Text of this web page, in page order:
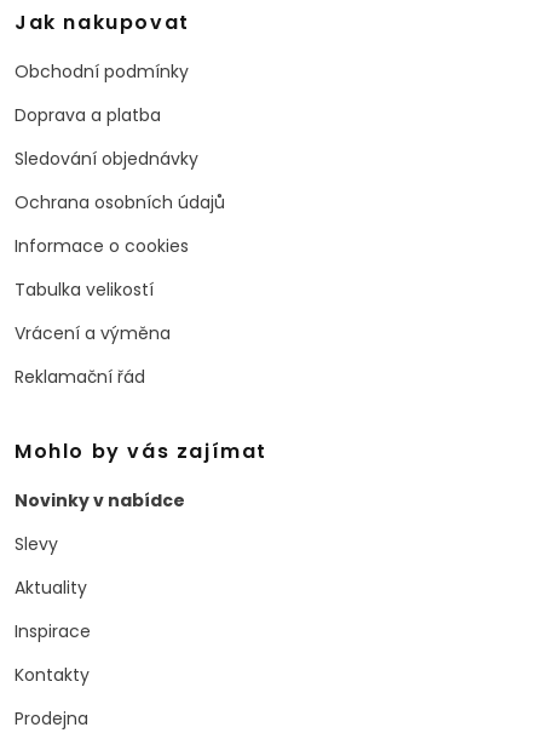
Jak nakupovat
Obchodní podmínky
Doprava a platba
Sledování objednávky
Ochrana osobních údajů
Informace o cookies
Tabulka velikostí
Vrácení a výměna
Reklamační řád
Mohlo by vás zajímat
Novinky v nabídce
Slevy
Aktuality
Inspirace
Kontakty
Prodejna